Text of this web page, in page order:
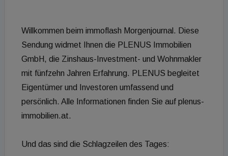
Willkommen beim immoflash Morgenjournal. Diese
Sendung widmet Ihnen die PLENUS Immobilien
GmbH, die Zinshaus-Investment- und Wohnmakler
mit fünfzehn Jahren Erfahrung. PLENUS begleitet
Eigentümer und Investoren umfassend und
persönlich. Alle Informationen finden Sie auf plenus-
immobilien.at.
Und das sind die Schlagzeilen des Tages: